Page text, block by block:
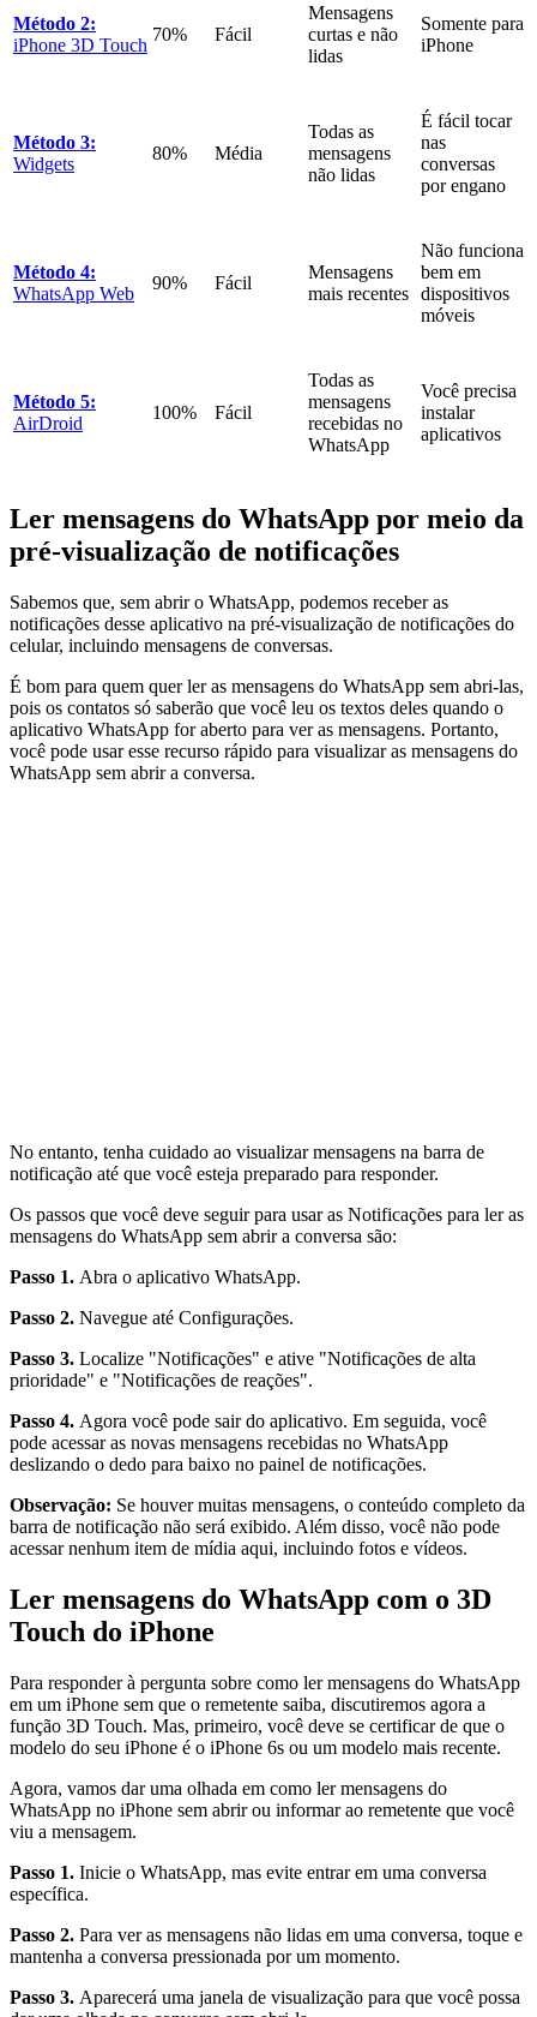
Método 2:
iPhone 3D Touch
70% Fácil
Mensagens
curtas e não
lidas
Somente para
iPhone
Método 3:
Widgets
80% Média
Todas as
mensagens
não lidas
É fácil tocar
nas
conversas
por engano
Método 4:
WhatsApp Web
90% Fácil
Mensagens
mais recentes
Não funciona
bem em
dispositivos
móveis
Método 5:
AirDroid
100% Fácil
Todas as
mensagens
recebidas no
WhatsApp
Você precisa
instalar
aplicativos
Ler mensagens do WhatsApp por meio da
pré-visualização de notificações
Sabemos que, sem abrir o WhatsApp, podemos receber as
notificações desse aplicativo na pré-visualização de notificações do
celular, incluindo mensagens de conversas.
É bom para quem quer ler as mensagens do WhatsApp sem abri-las,
pois os contatos só saberão que você leu os textos deles quando o
aplicativo WhatsApp for aberto para ver as mensagens. Portanto,
você pode usar esse recurso rápido para visualizar as mensagens do
WhatsApp sem abrir a conversa.
No entanto, tenha cuidado ao visualizar mensagens na barra de
notificação até que você esteja preparado para responder.
Os passos que você deve seguir para usar as Notificações para ler as
mensagens do WhatsApp sem abrir a conversa são:
Passo 1. Abra o aplicativo WhatsApp.
Passo 2. Navegue até Configurações.
Passo 3. Localize "Notificações" e ative "Notificações de alta
prioridade" e "Notificações de reações".
Passo 4. Agora você pode sair do aplicativo. Em seguida, você
pode acessar as novas mensagens recebidas no WhatsApp
deslizando o dedo para baixo no painel de notificações.
Observação: Se houver muitas mensagens, o conteúdo completo da
barra de notificação não será exibido. Além disso, você não pode
acessar nenhum item de mídia aqui, incluindo fotos e vídeos.
Ler mensagens do WhatsApp com o 3D
Touch do iPhone
Para responder à pergunta sobre como ler mensagens do WhatsApp
em um iPhone sem que o remetente saiba, discutiremos agora a
função 3D Touch. Mas, primeiro, você deve se certificar de que o
modelo do seu iPhone é o iPhone 6s ou um modelo mais recente.
Agora, vamos dar uma olhada em como ler mensagens do
WhatsApp no iPhone sem abrir ou informar ao remetente que você
viu a mensagem.
Passo 1. Inicie o WhatsApp, mas evite entrar em uma conversa
específica.
Passo 2. Para ver as mensagens não lidas em uma conversa, toque e
mantenha a conversa pressionada por um momento.
Passo 3. Aparecerá uma janela de visualização para que você possa